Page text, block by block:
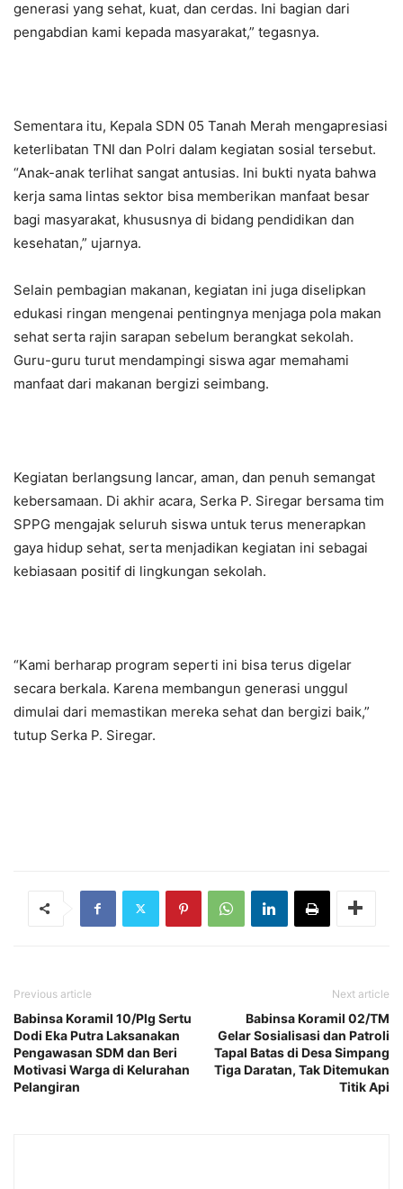
generasi yang sehat, kuat, dan cerdas. Ini bagian dari
pengabdian kami kepada masyarakat,” tegasnya.
Sementara itu, Kepala SDN 05 Tanah Merah mengapresiasi
keterlibatan TNI dan Polri dalam kegiatan sosial tersebut.
“Anak-anak terlihat sangat antusias. Ini bukti nyata bahwa
kerja sama lintas sektor bisa memberikan manfaat besar
bagi masyarakat, khususnya di bidang pendidikan dan
kesehatan,” ujarnya.
Selain pembagian makanan, kegiatan ini juga diselipkan
edukasi ringan mengenai pentingnya menjaga pola makan
sehat serta rajin sarapan sebelum berangkat sekolah.
Guru-guru turut mendampingi siswa agar memahami
manfaat dari makanan bergizi seimbang.
Kegiatan berlangsung lancar, aman, dan penuh semangat
kebersamaan. Di akhir acara, Serka P. Siregar bersama tim
SPPG mengajak seluruh siswa untuk terus menerapkan
gaya hidup sehat, serta menjadikan kegiatan ini sebagai
kebiasaan positif di lingkungan sekolah.
“Kami berharap program seperti ini bisa terus digelar
secara berkala. Karena membangun generasi unggul
dimulai dari memastikan mereka sehat dan bergizi baik,”
tutup Serka P. Siregar.
Previous article
Babinsa Koramil 10/Plg Sertu
Dodi Eka Putra Laksanakan
Pengawasan SDM dan Beri
Motivasi Warga di Kelurahan
Pelangiran
Next article
Babinsa Koramil 02/TM
Gelar Sosialisasi dan Patroli
Tapal Batas di Desa Simpang
Tiga Daratan, Tak Ditemukan
Titik Api